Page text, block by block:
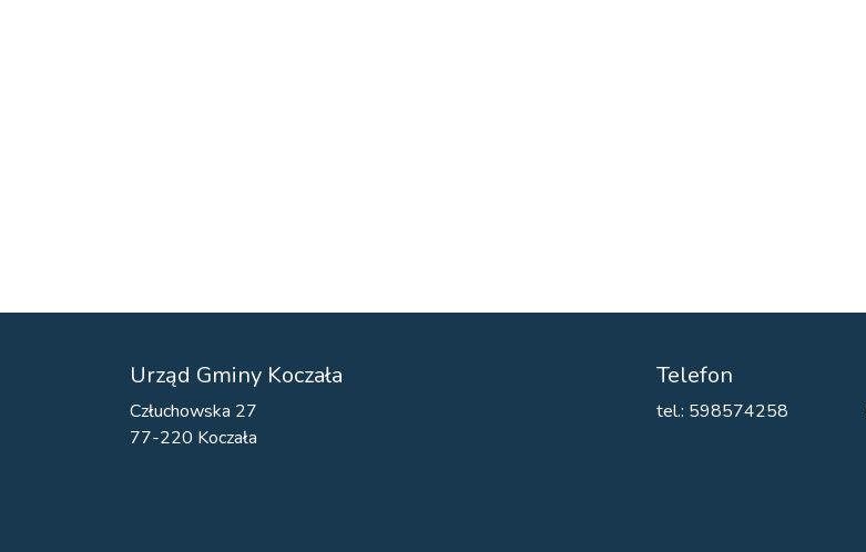
Urząd Gminy Koczała
Człuchowska 27
77-220 Koczała
Telefon
tel.: 598574258